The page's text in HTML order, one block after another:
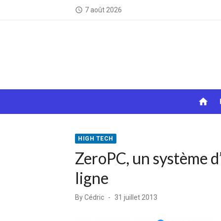
access_time 7 août 2026
home
HIGH TECH
ZeroPC, un système
ligne
ByCédric
Posted
31 juillet 2013